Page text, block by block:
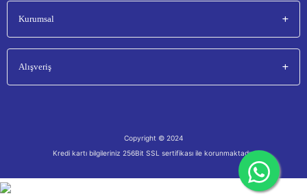
Kurumsal
Alışveriş
Copyright © 2024
Kredi kartı bilgileriniz 256Bit SSL sertifikası ile korunmaktadır.